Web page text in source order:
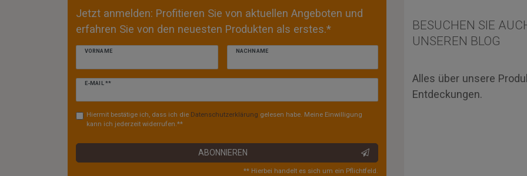
Jetzt anmelden: Profitieren Sie von aktuellen Angeboten und
erfahren Sie von den neuesten Produkten als erstes.*
VORNAME NACHNAME
E-MAIL **
Newsletter
Hiermit bestätige ich, dass ich die Daten­schutz­erklärung gelesen habe. Meine Einwilligung
kann ich jederzeit widerrufen.**
ABONNIEREN
** Hierbei handelt es sich um ein Pflichtfeld.
BESUCHEN SIE
UNSEREN BLOG
Alles über unsere
Entdeckungen.